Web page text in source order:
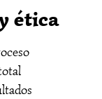
ética